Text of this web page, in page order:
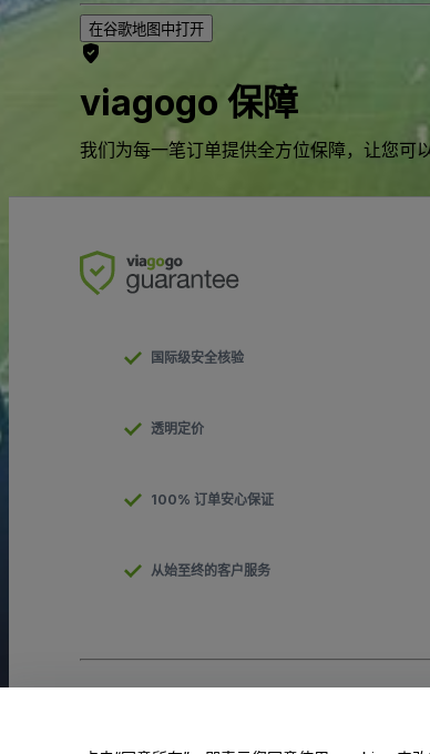
在谷歌地图中打开
viagogo 保障
我们为每一笔订单提供全方位保障，让您可
国际级安全核验
透明定价
100% 订单安心保证
从始至终的客户服务